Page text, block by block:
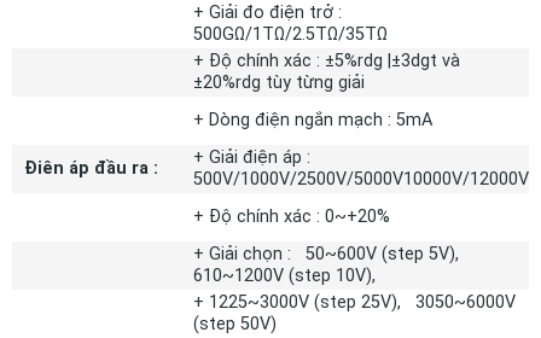
+ Giải đo điện trở :
500GΩ/1TΩ/2.5TΩ/35TΩ
+ Độ chính xác : ±5%rdg |±3dgt và
±20%rdg tùy từng giải
+ Dòng điện ngắn mạch : 5mA
Điên áp đầu ra :
+ Giải điện áp :
500V/1000V/2500V/5000V10000V/12000V
+ Độ chính xác : 0~+20%
+ Giải chọn : 50~600V (step 5V),
610~1200V (step 10V),
+ 1225~3000V (step 25V), 3050~6000V
(step 50V)